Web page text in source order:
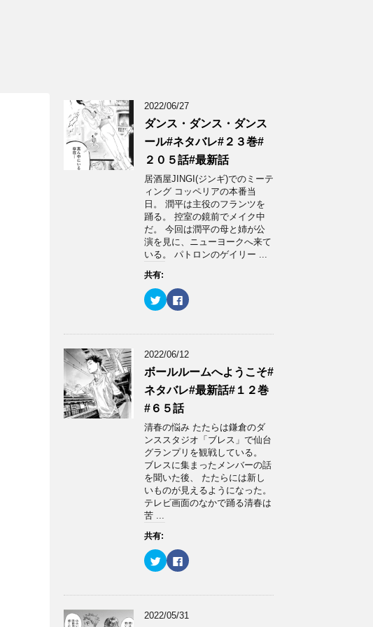
2022/06/27
ダンス・ダンス・ダンス
ール#ネタバレ#２３巻#
２０５話#最新話
居酒屋JINGI(ジンギ)でのミーテ
ィング コッペリアの本番当
日。 潤平は主役のフランツを
踊る。 控室の鏡前でメイク中
だ。 今回は潤平の母と姉が公
演を見に、ニューヨークへ来て
いる。 パトロンのゲイリー ...
共有:
ク
リ
w
t
e
で
共
有
(
新
し
い
ウ
ィ
ン
ド
ウ
で
開
ま
す
)
F
a
k
共
す
に
ク
リ
ッ
ク
し
て
く
だ
さ
い
(
ィ
ン
ド
す
2022/06/12
ボールルームへようこそ#
ネタバレ#最新話#１２巻
#６５話
清春の悩み たたらは鎌倉のダ
ンススタジオ「ブレス」で仙台
グランプリを観戦している。
ブレスに集まったメンバーの話
を聞いた後、 たたらには新し
いものが見えるようになった。
テレビ画面のなかで踊る清春は
苦 ...
共有:
ク
リ
w
F
a
k
2022/05/31